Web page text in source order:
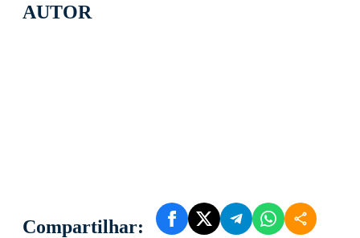
AUTOR
Compartilhar: